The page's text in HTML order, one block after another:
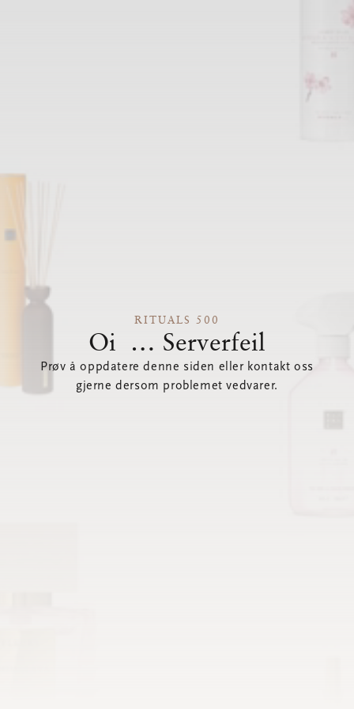
RITUALS 500
Oi … Serverfeil
Prøv å oppdatere denne siden eller kontakt oss
gjerne dersom problemet vedvarer.